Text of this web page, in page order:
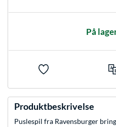
På
Produktbeskrivelse
Puslespil fra Ravensburger